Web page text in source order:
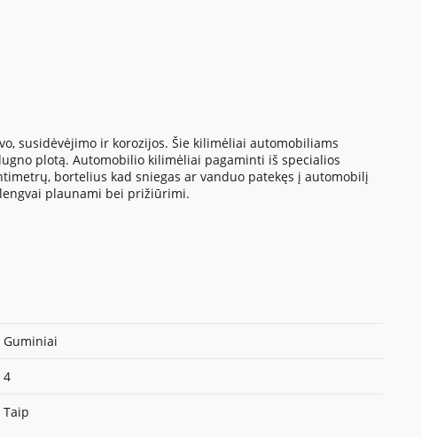
susidėvėjimo ir korozijos. Šie kilimėliai automobiliams
plotą. Automobilio kilimėliai pagaminti iš specialios
bortelius kad sniegas ar vanduo patekęs į automobilį
plaunami bei prižiūrimi.
Guminiai
4
Taip